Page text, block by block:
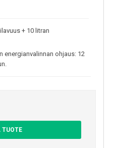
+ 10 litran
energianvalinnan ohjaus: 12
TUOTE